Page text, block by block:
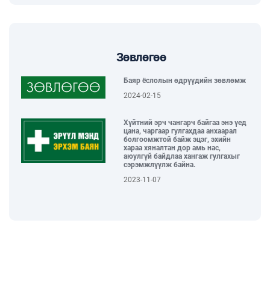
зохион байгуулагдлаа...
АЖИЛЛАХААР БОЛЛОО...
2026-05-29
ХҮҮХЭД БАГАЧУУДАА БАЯРЛУУЛЖ,
ОДОНТОЙ ЭЭЖҮҮДДЭЭ ХҮНДЭТГЭЛ
ҮЗҮҮЛСЭН “ЭХ ҮРСИЙН БАЯРЫН
Зөвлөгөө
Баяр ёслолын өдрүүдийн зөвлөмж
2024-02-15
Хүйтний эрч чангарч байгаа энэ үед
цана, чаргаар гулгахдаа анхаарал
болгоомжтой байж эцэг, эхийн
хараа хяналтан дор амь нас,
аюулгүй байдлаа хангаж гулгахыг
сэрэмжлүүлж байна.
2023-11-07